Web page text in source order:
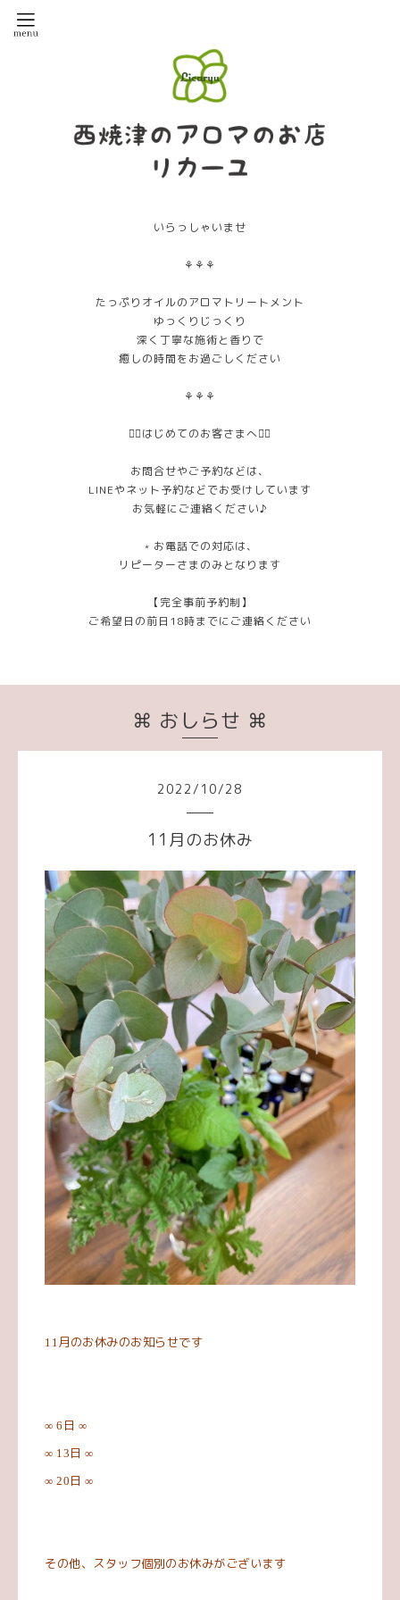
いらっしゃいませ
⚘⚘⚘
たっぷりオイルのアロマトリートメント
ゆっくりじっくり
深く丁寧な施術と香りで
癒しの時間をお過ごしください
⚘⚘⚘
❁⃘はじめてのお客さまへ❁⃘
お問合せやご予約などは、
LINEやネット予約などでお受けしています
お気軽にご連絡ください♪
﹡お電話での対応は、
リピーターさまのみとなります
【完全事前予約制】
ご希望日の前日18時までにご連絡ください
⌘ おしらせ ⌘
2022/ 10/28
11月のお休み
11月のお休みのお知らせです
∞ 6 日 ∞
∞ 13 日 ∞
∞ 20 日 ∞
その他、スタッフ個別のお休みがございます